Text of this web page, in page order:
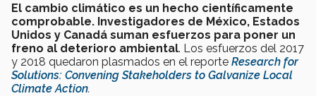
El cambio climático es un hecho científicamente
comprobable. Investigadores de México, Estados
Unidos y Canadá suman esfuerzos para poner un
freno al deterioro ambiental. Los esfuerzos del 2017
y 2018 quedaron plasmados en el reporte Research for
Solutions: Convening Stakeholders to Galvanize Local
Climate Action.